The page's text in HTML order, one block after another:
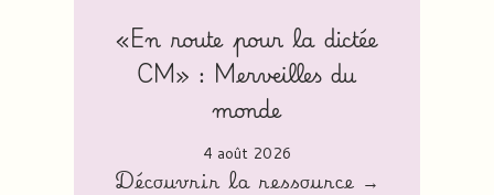
«En route pour la dictée
CM» : Merveilles du
monde
4 août 2026
Découvrir la ressource →